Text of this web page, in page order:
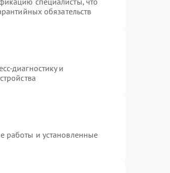
обязательств
диагностику и
работы и установленные